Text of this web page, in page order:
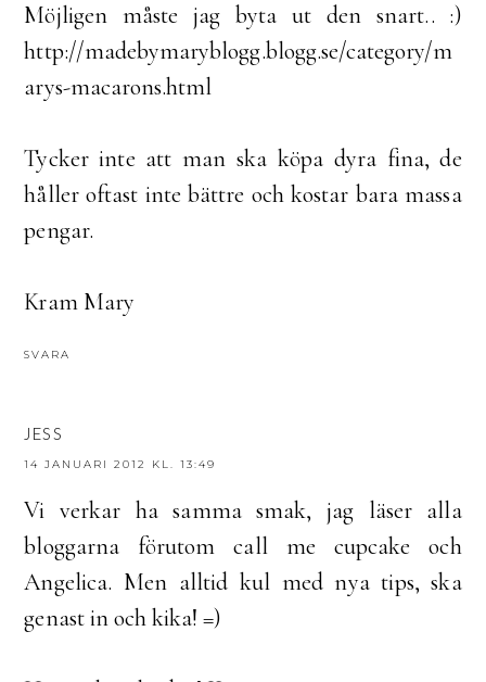
Möjligen måste jag byta ut den snart.. :)
http://madebymaryblogg.blogg.se/category/m
arys-macarons.html
Tycker inte att man ska köpa dyra fina, de
håller oftast inte bättre och kostar bara massa
pengar.
Kram Mary
SVARA
JESS
14 JANUARI 2012 KL. 13:49
Vi verkar ha samma smak, jag läser alla
bloggarna förutom call me cupcake och
Angelica. Men alltid kul med nya tips, ska
genast in och kika! =)